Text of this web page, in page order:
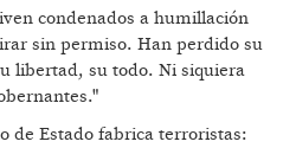
condenados a humillación
sin permiso. Han perdido su
libertad, su todo. Ni siquiera
de Estado fabrica terroristas: